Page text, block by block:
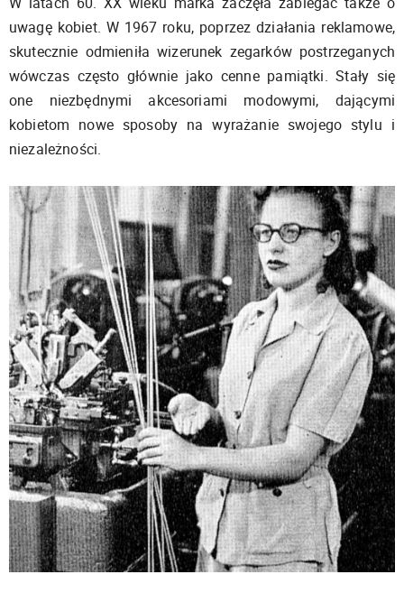
uwagę kobiet. W 1967 roku, poprzez działania reklamowe,
skutecznie odmieniła wizerunek zegarków postrzeganych
wówczas często głównie jako cenne pamiątki. Stały się
one niezbędnymi akcesoriami modowymi, dającymi
kobietom nowe sposoby na wyrażanie swojego stylu i
niezależności.